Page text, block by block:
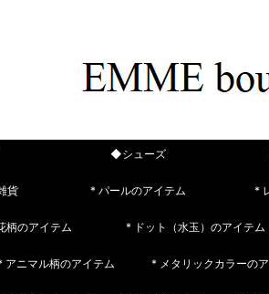
◆シューズ
貨 * パールのアイテム *
柄のアイテム * ドット（水玉）のアイテム
アニマル柄のアイテム * メタリックカラーの